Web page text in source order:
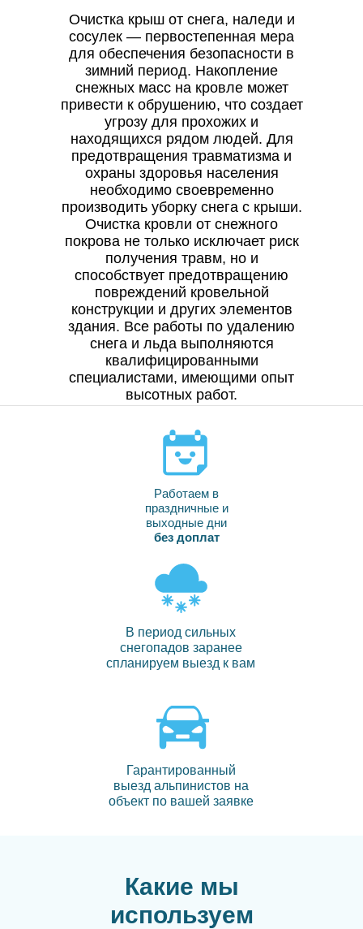
Очистка крыш от снега, наледи и
сосулек — первостепенная мера
для обеспечения безопасности в
зимний период. Накопление
снежных масс на кровле может
привести к обрушению, что создает
угрозу для прохожих и
находящихся рядом людей. Для
предотвращения травматизма и
охраны здоровья населения
необходимо своевременно
производить уборку снега с крыши.
Очистка кровли от снежного
покрова не только исключает риск
получения травм, но и
способствует предотвращению
повреждений кровельной
конструкции и других элементов
здания. Все работы по удалению
снега и льда выполняются
квалифицированными
специалистами, имеющими опыт
высотных работ.
Работаем в
праздничные и
выходные дни
без доплат
В период сильных
снегопадов заранее
спланируем выезд к вам
Гарантированный
выезд альпинистов на
объект по вашей заявке
Какие мы
используем